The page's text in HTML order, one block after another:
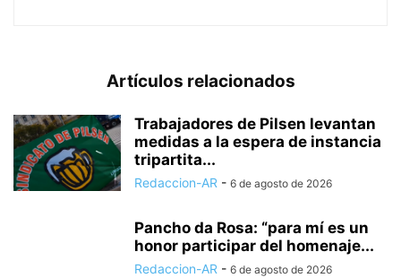
Artículos relacionados
Trabajadores de Pilsen levantan
medidas a la espera de instancia
tripartita...
Redaccion-AR - 6 de agosto de 2026
Pancho da Rosa: “para mí es un
honor participar del homenaje...
Redaccion-AR - 6 de agosto de 2026